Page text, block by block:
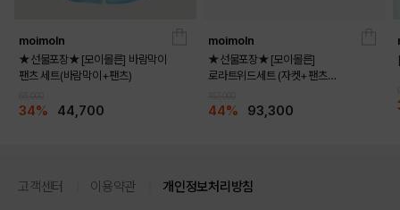
moimoln
★선물포장★[모이몰른] 바람막이
팬츠 세트(바람막이+팬츠)
34% 44,700
moimoln
★선물포장★[모이몰른]
로라트위드세트 (자켓+팬츠
44% 93,300
고객센터 이용약관 개인정보처리방침